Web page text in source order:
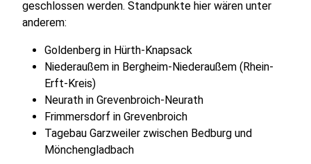
geschlossen werden. Standpunkte hier wären unter
anderem:
Goldenberg in Hürth-Knapsack
Niederaußem in Bergheim-Niederaußem (Rhein-
Erft-Kreis)
Neurath in Grevenbroich-Neurath
Frimmersdorf in Grevenbroich
Tagebau Garzweiler zwischen Bedburg und
Mönchengladbach